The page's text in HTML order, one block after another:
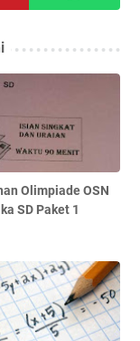
Olimpiade OSN
SD Paket 1